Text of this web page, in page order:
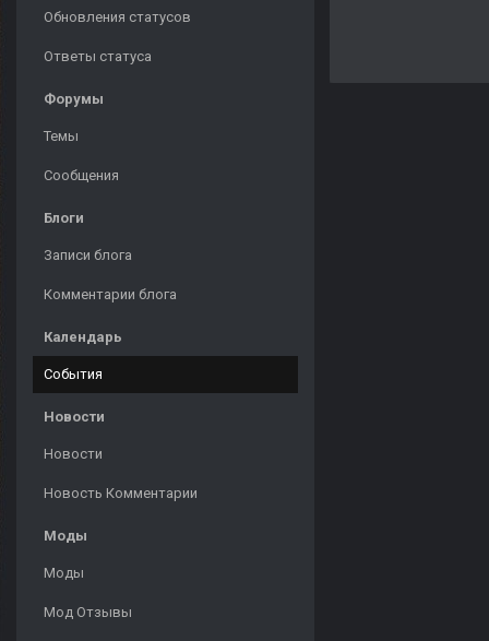
Обновления статусов
Ответы статуса
Форумы
Темы
Сообщения
Блоги
Записи блога
Комментарии блога
Календарь
События
Новости
Новости
Новость Комментарии
Моды
Моды
Мод Отзывы